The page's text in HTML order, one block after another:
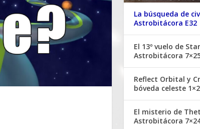
La búsqueda de
Astrobitácora E32
El 13º vuelo de
Astrobitácora
Reflect Orbital y
bóveda celeste
El misterio de
Astrobitácora